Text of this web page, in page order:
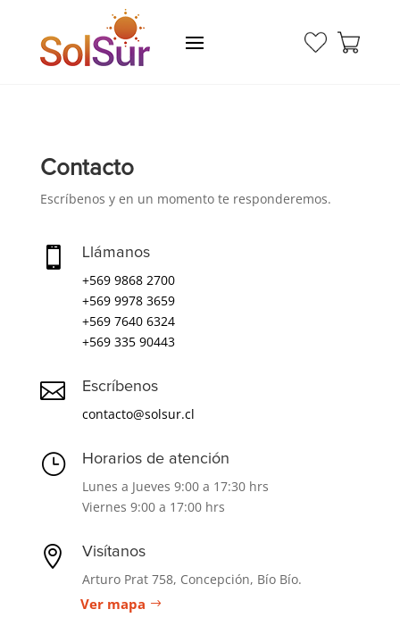
Contacto
Escríbenos y en un momento te responderemos.
 Llámanos
+569 9868 2700
+569 9978 3659
+569 7640 6324
+569 335 90443
 Escríbenos
contacto@solsur.cl
} Horarios de atención
Lunes a Jueves 9:00 a 17:30 hrs
Viernes 9:00 a 17:00 hrs
 Visítanos
Arturo Prat 758, Concepción, Bío Bío.
Ver mapa